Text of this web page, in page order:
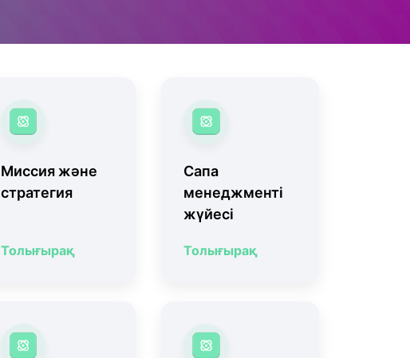
Миссия және
стратегия
Толығырақ
Сапа
менеджменті
жүйесі
Толығырақ